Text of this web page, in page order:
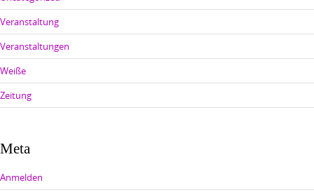
Veranstaltung
Veranstaltungen
Weiße
Zeitung
Meta
Anmelden